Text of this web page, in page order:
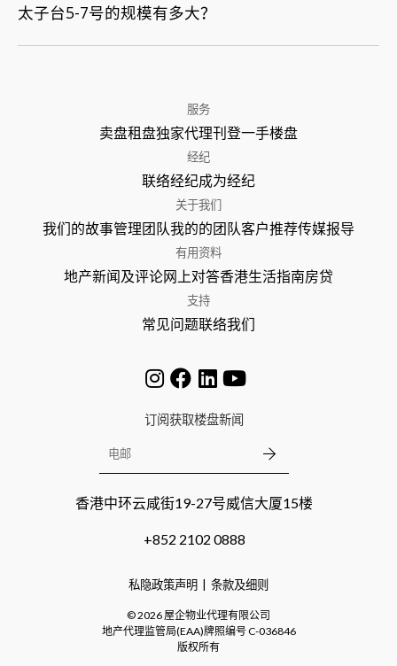
太子台5-7号的规模有多大？
服务
卖盘租盘独家代理刊登一手楼盘
经纪
联络经纪成为经纪
关于我们
我们的故事管理团队我的的团队客户推荐传媒报导
有用资料
地产新闻及评论网上对答香港生活指南房贷
支持
常见问题联络我们
订阅获取楼盘新闻
香港中环云咸街19-27号威信大厦15楼
+852 2102 0888
私隐政策声明 条款及细则
©2026屋企物业代理有限公司
地产代理监管局(EAA)牌照编号C-036846
版权所有